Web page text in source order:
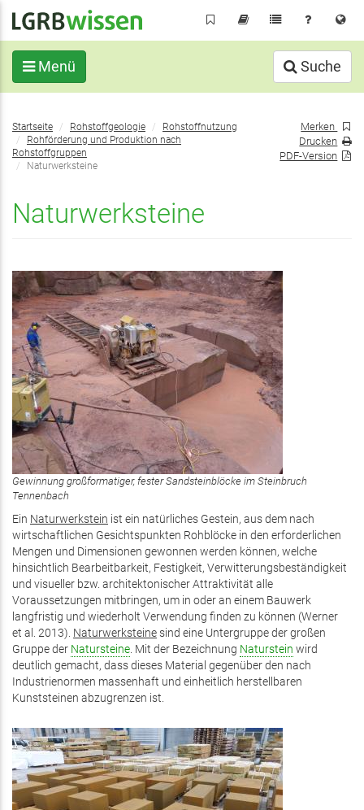
Inhalt
Menü Suche
Sie
befinden
sich
hier:
Startseite Rohstoffgeologie
Rohstoffnutzung
Rohförderung und Produktion nach
Rohstoffgruppen
Naturwerksteine
Naturwerksteine
Merken
Drucken
PDF-Version
Gewinnung großformatiger, fester Sandsteinblöcke im Steinbruch
Tennenbach
Ein Naturwerkstein ist ein natürliches Gestein, aus dem nach
wirtschaftlichen Gesichtspunkten Rohblöcke in den erforderlichen
Mengen und Dimensionen gewonnen werden können, welche
hinsichtlich Bearbeitbarkeit, Festigkeit, Verwitterungsbeständigkeit
und visueller bzw. architektonischer Attraktivität alle
Voraussetzungen mitbringen, um in oder an einem Bauwerk
langfristig und wiederholt Verwendung finden zu können (Werner
et al. 2013). Naturwerksteinesind eine Untergruppe der großen
Gruppe der Natursteine. Mit der Bezeichnung Naturstein wird
deutlich gemacht, dass dieses Material gegenüber den nach
Industrienormen massenhaft und einheitlich herstellbaren
Kunststeinen abzugrenzen ist.